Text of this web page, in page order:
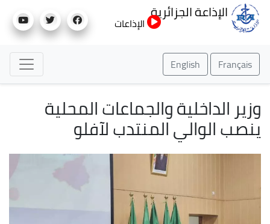
إلى
الإذاعة الجزائرية
الإذاعات
Français
English
وزير الداخلية والجماعات المحلية
ينصب الوالي المنتدب لآفلو